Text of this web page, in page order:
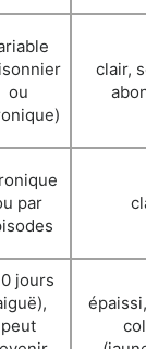
ou
clair,
par
jours
peut